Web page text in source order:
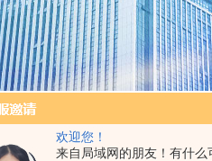
欢迎您！
来自局域网的朋友！有什么